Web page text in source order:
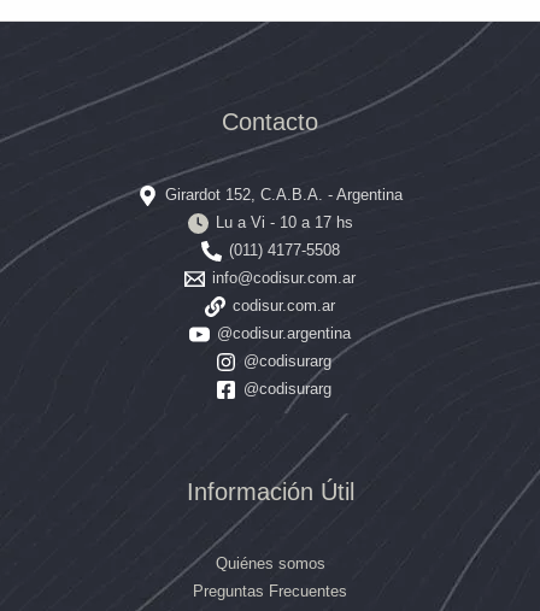
Contacto
Girardot 152, C.A.B.A. - Argentina
Lu a Vi - 10 a 17 hs
(011) 4177-5508
info@codisur.com.ar
codisur.com.ar
@codisur.argentina
@codisurarg
@codisurarg
Información Útil
Quiénes somos
Preguntas Frecuentes